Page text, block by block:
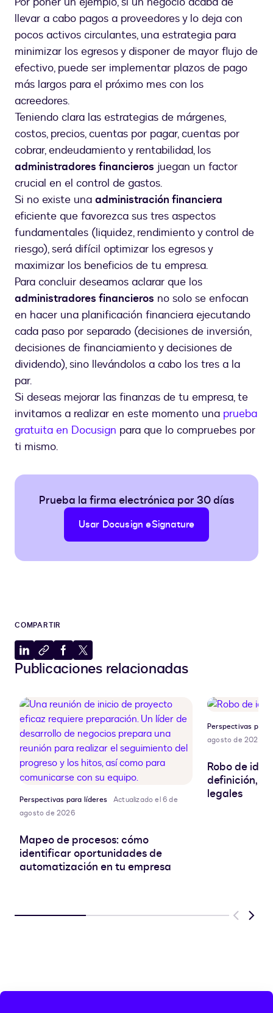
llevar a cabo pagos a proveedores y lo deja con
pocos activos circulantes, una estrategia para
minimizar los egresos y disponer de mayor flujo de
efectivo, puede ser implementar plazos de pago
más largos para el próximo mes con los
acreedores.
Teniendo clara las estrategias de márgenes,
costos, precios, cuentas por pagar, cuentas por
cobrar, endeudamiento y rentabilidad, los
administradores financieros juegan un factor
crucial en el control de gastos.
Si no existe una administración financiera
eficiente que favorezca sus tres aspectos
fundamentales (liquidez, rendimiento y control de
riesgo), será difícil optimizar los egresos y
maximizar los beneficios de tu empresa.
Para concluir deseamos aclarar que los
administradores financieros no solo se enfocan
en hacer una planificación financiera ejecutando
cada paso por separado (decisiones de inversión,
decisiones de financiamiento y decisiones de
dividendo), sino llevándolos a cabo los tres a la
par.
Si deseas mejorar las finanzas de tu empresa, te
invitamos a realizar en este momento una prueba
gratuita en Docusign para que lo compruebes por
ti mismo.
Prueba la firma electrónica por 30 días
Usar Docusign eSignature
COMPARTIR
Compartir
en
Copiar
al
Compartir
en
Compartir
en
Publicaciones relacionadas
Perspectivas para líderes
Actualizado el 6 de
agosto de 2026
Mapeo de procesos: cómo
identificar oportunidades de
automatización en tu empresa
Perspectivas para
agosto de 2026
Robo de
definición,
legales
Previous
Next